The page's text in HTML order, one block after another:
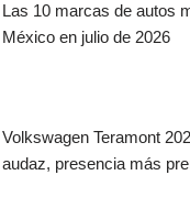
Las 10 marcas de autos
México en julio de 2026
Volkswagen Teramont
audaz, presencia más